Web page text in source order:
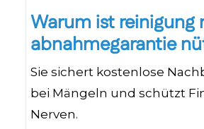
Warum ist reinigung
abnahmegarantie
Sie sichert kostenlose
bei Mängeln und schützt
Nerven.